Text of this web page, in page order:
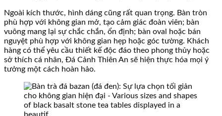
Ngoài kích thước, hình dáng cũng rất quan trọng. Bàn tròn
phù hợp với không gian mở, tạo cảm giác đoàn viên; bàn
vuông mang lại sự chắc chắn, ổn định; bàn oval hoặc bán
nguyệt phù hợp với không gian hẹp hoặc góc tường. Khách
hàng có thể yêu cầu thiết kế độc đáo theo phong thủy hoặc
sở thích cá nhân, Đá Cảnh Thiên An sẽ hiện thực hóa mọi ý
tưởng một cách hoàn hảo.